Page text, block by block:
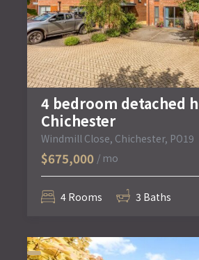
4 bedroom detached
Chichester
Windmill Close, Chichester, PO19
$675,000 / mo
4 Rooms 3 Baths